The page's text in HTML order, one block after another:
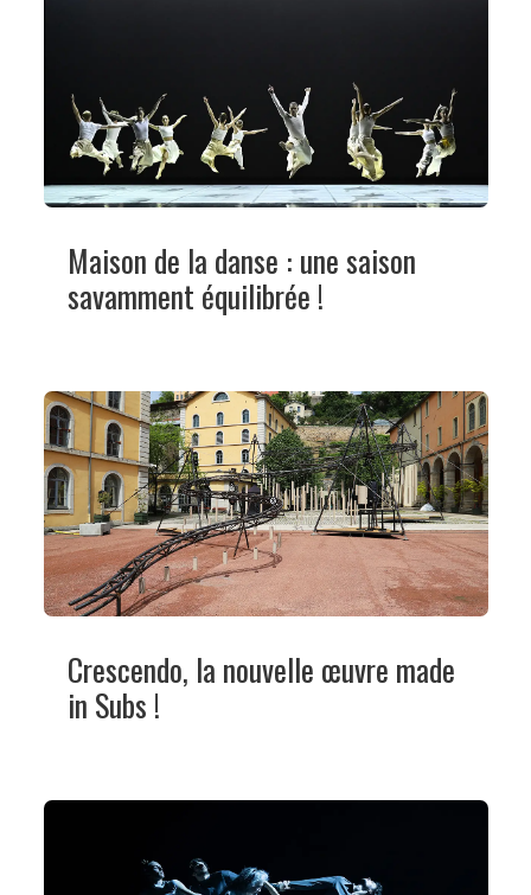
Maison de la danse : une saison
savamment équilibrée !
Crescendo, la nouvelle œuvre made
in Subs !